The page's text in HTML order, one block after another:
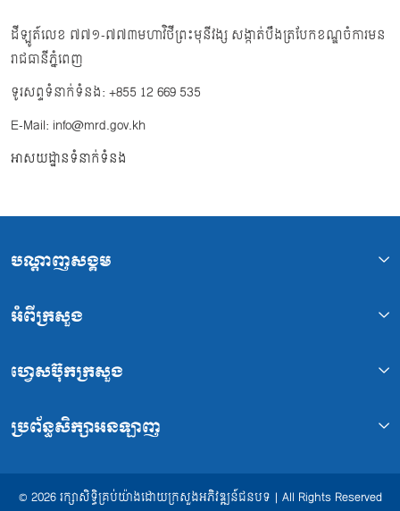
ដីឡូត៍លេខ ៧៧១-៧៧៣មហាវិថីព្រះមុនីវង្ស សង្កាត់បឹងត្របែកខណ្ឌចំការមន
រាជធានីភ្នំពេញ
ទូរសព្ទទំនាក់ទំនង: +855 12 669 535
E-Mail: info@mrd.gov.kh
អាសយដ្ឋានទំនាក់ទំនង
បណ្ដាញសង្គម
អំពីក្រសួង
ហ្វេសប៊ុកក្រសួង
ប្រព័ន្ធសិក្សាអនឡាញ
© 2026 រក្សាសិទ្ធិគ្រប់យ៉ាងដោយក្រសួងអភិវឌ្ឍន៍ជនបទ | All Rights Reserved